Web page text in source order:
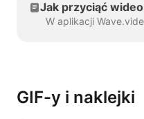
Jak przyciąć wideo
GIF-y i naklejki